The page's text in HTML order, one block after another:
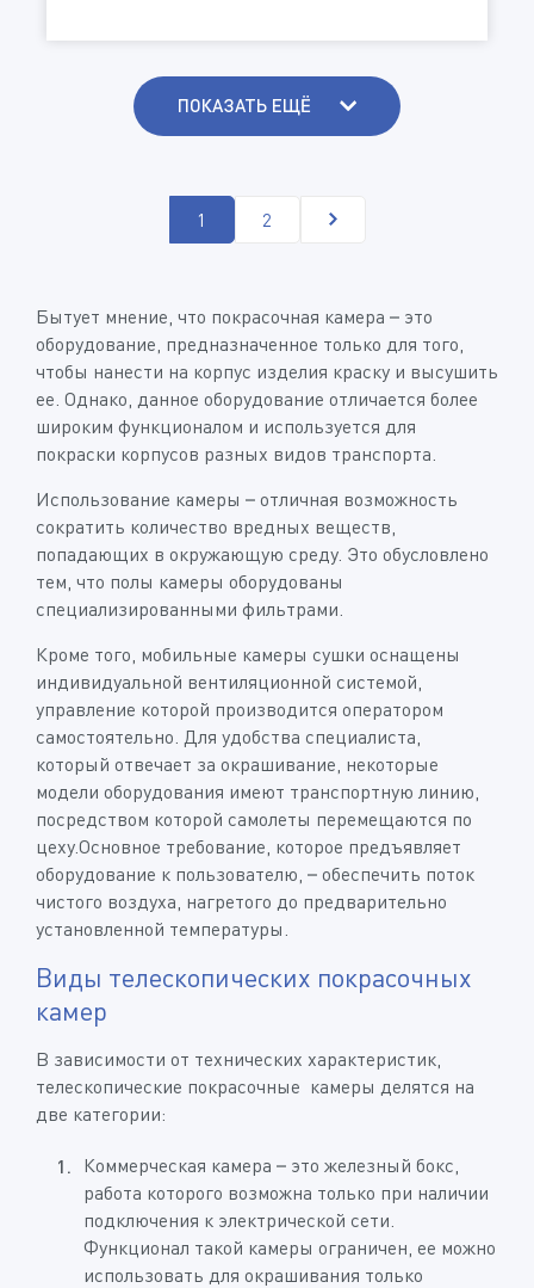
ПОКАЗАТЬ ЕЩЁ
1 2
Бытует мнение, что покрасочная камера – это
оборудование, предназначенное только для того,
чтобы нанести на корпус изделия краску и высушить
ее. Однако, данное оборудование отличается более
широким функционалом и используется для
покраски корпусов разных видов транспорта.
Использование камеры – отличная возможность
сократить количество вредных веществ,
попадающих в окружающую среду. Это обусловлено
тем, что полы камеры оборудованы
специализированными фильтрами.
Кроме того, мобильные камеры сушки оснащены
индивидуальной вентиляционной системой,
управление которой производится оператором
самостоятельно. Для удобства специалиста,
который отвечает за окрашивание, некоторые
модели оборудования имеют транспортную линию,
посредством которой самолеты перемещаются по
цеху.Основное требование, которое предъявляет
оборудование к пользователю, – обеспечить поток
чистого воздуха, нагретого до предварительно
установленной температуры.
Виды телескопических покрасочных
камер
В зависимости от технических характеристик,
телескопические покрасочные камеры делятся на
две категории:
Коммерческая камера – это железный бокс,
работа которого возможна только при наличии
подключения к электрической сети.
Функционал такой камеры ограничен, ее можно
использовать для окрашивания только